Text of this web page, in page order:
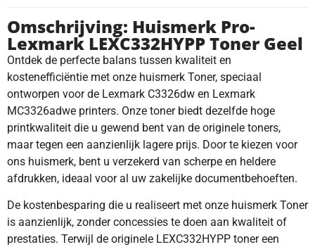
Omschrijving: Huismerk Pro-
Lexmark LEXC332HYPP Toner Geel
Ontdek de perfecte balans tussen kwaliteit en
kostenefficiëntie met onze huismerk Toner, speciaal
ontworpen voor de Lexmark C3326dw en Lexmark
MC3326adwe printers. Onze toner biedt dezelfde hoge
printkwaliteit die u gewend bent van de originele toners,
maar tegen een aanzienlijk lagere prijs. Door te kiezen voor
ons huismerk, bent u verzekerd van scherpe en heldere
afdrukken, ideaal voor al uw zakelijke documentbehoeften.
De kostenbesparing die u realiseert met onze huismerk Toner
is aanzienlijk, zonder concessies te doen aan kwaliteit of
prestaties. Terwijl de originele LEXC332HYPP toner een